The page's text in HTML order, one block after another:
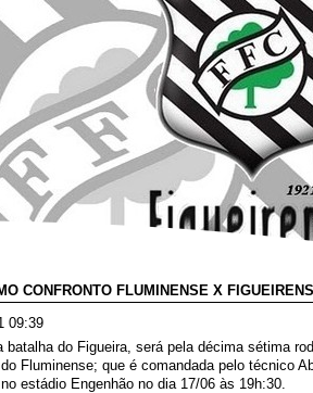
CONFRONTO FLUMINENSE X
09:39
batalha do Figueira, será pela décima sétima
Fluminense; que é comandada pelo técnico
estádio Engenhão no dia 17/06 às 19h:30.